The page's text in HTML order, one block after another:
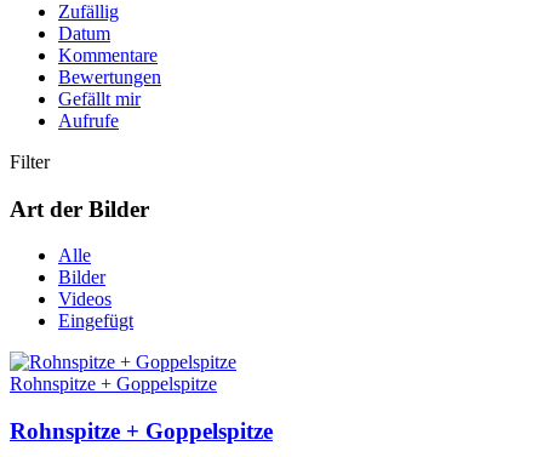
Zufällig
Datum
Kommentare
Bewertungen
Gefällt mir
Aufrufe
Filter
Art der Bilder
Alle
Bilder
Videos
Eingefügt
Rohnspitze + Goppelspitze
Rohnspitze + Goppelspitze